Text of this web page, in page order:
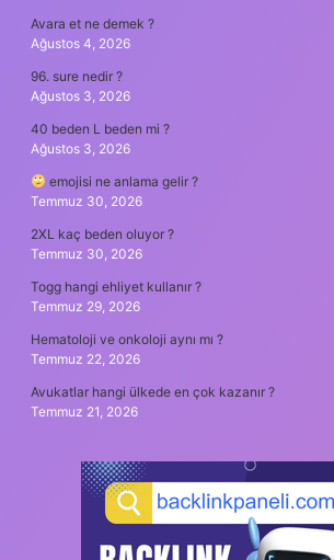
Avara et ne demek ?
Ağustos 4, 2026
96. sure nedir ?
Ağustos 3, 2026
40 beden L beden mi ?
Ağustos 3, 2026
emojisi ne anlama gelir ?
Temmuz 30, 2026
2XL kaç beden oluyor ?
Temmuz 30, 2026
Togg hangi ehliyet kullanır ?
Temmuz 29, 2026
Hematoloji ve onkoloji aynı mı ?
Temmuz 22, 2026
Avukatlar hangi ülkede en çok kazanır ?
Temmuz 21, 2026